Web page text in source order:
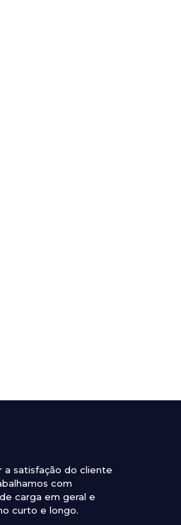
a satisfação do cliente
com
carga em geral e
curto e longo.